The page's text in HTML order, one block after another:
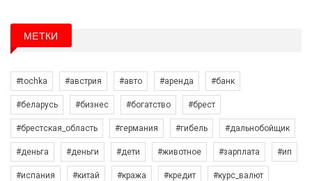
МЕТКИ
#tochka #австрия #авто #аренда #банк
#беларусь #бизнес #богатство #брест
#брестская_область #германия #гибель #дальнобойщик
#деньга #деньги #дети #животное #зарплата #ип
#испания #китай #кража #кредит #курс_валют